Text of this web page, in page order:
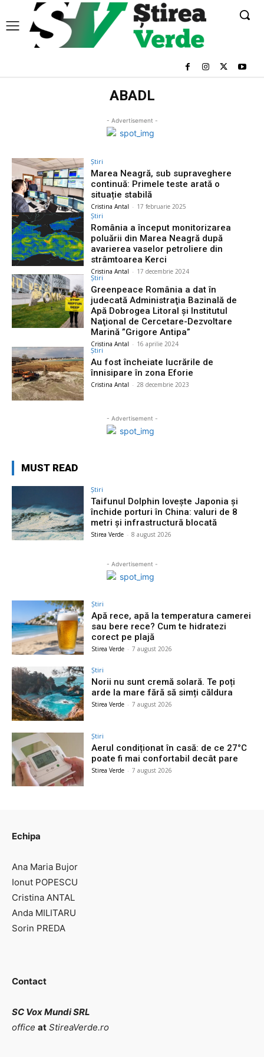
ABADL
- Advertisement -
Știri
Marea Neagră, sub supraveghere
continuă: Primele teste arată o
situație stabilă
Cristina Antal - 17 februarie 2025
Știri
România a început monitorizarea
poluării din Marea Neagră după
avarierea vaselor petroliere din
strâmtoarea Kerci
Cristina Antal - 17 decembrie 2024
Știri
Greenpeace România a dat în
judecată Administraţia Bazinală de
Apă Dobrogea Litoral şi Institutul
Naţional de Cercetare-Dezvoltare
Marină ”Grigore Antipa”
Cristina Antal - 16 aprilie 2024
Știri
Au fost încheiate lucrările de
înnisipare în zona Eforie
Cristina Antal - 28 decembrie 2023
- Advertisement -
MUST READ
Știri
Taifunul Dolphin lovește Japonia și
închide porturi în China: valuri de 8
metri și infrastructură blocată
Stirea Verde - 8 august 2026
- Advertisement -
Știri
Apă rece, apă la temperatura camerei
sau bere rece? Cum te hidratezi
corect pe plajă
Stirea Verde - 7 august 2026
Știri
Norii nu sunt cremă solară. Te poți
arde la mare fără să simți căldura
Stirea Verde - 7 august 2026
Știri
Aerul condiționat în casă: de ce 27°C
poate fi mai confortabil decât pare
Stirea Verde - 7 august 2026
Echipa
Ana Maria Bujor
Ionut POPESCU
Cristina ANTAL
Anda MILITARU
Sorin PREDA
Contact
SC Vox Mundi SRL
office at StireaVerde.ro